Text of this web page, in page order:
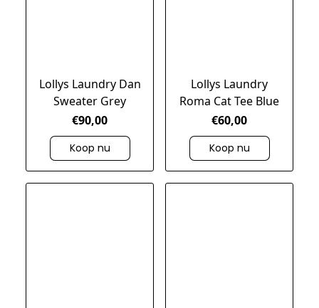
Lollys Laundry Dan
Sweater Grey
€90,00
Koop nu
Lollys Laundry
Roma Cat Tee Blue
€60,00
Koop nu